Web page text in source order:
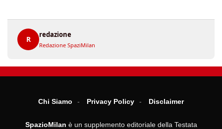
R
redazione
Redazione SpaziMilan
Chi Siamo Privacy Policy Disclaimer
SpazioMilan è un supplemento editoriale della Testata